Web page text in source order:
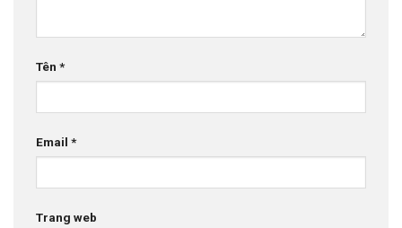
Tên *
Email *
Trang web